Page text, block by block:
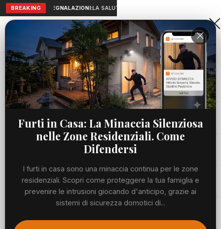
BREAKING SEGNALAZIONI:LA SALUTE A PORTATA DI MANO:
Aranova • NET
PORTALE UTILE AL TERRITORIO
Home
Cronaca
Viabilità
Meteo
Furti in Casa: La Minaccia Silenziosa
nelle Zone Residenziali. Come
Difendersi
I furti in casa sono una minaccia continua per le zone
residenziali. Scopri come proteggere la tua famiglia e
prevenire le intrusioni giocando d'anticipo, grazie ai
sistemi di sicurezza domotici di...